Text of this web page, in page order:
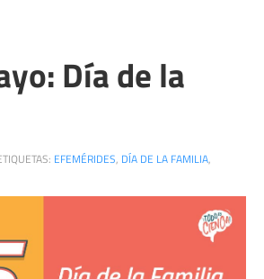
Día de la
EFEMÉRIDES, DÍA DE LA FAMILIA,